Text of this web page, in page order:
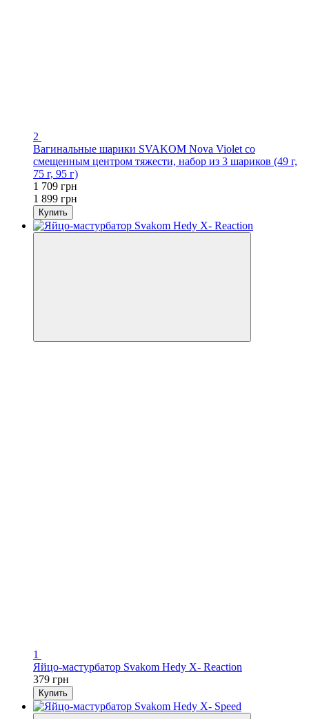
2
Вагинальные шарики SVAKOM Nova Violet со
смещенным центром тяжести, набор из 3 шариков (49 г,
75 г, 95 г)
1 709 грн
1 899 грн
Купить
1
Яйцо-мастурбатор Svakom Hedy X- Reaction
379 грн
Купить